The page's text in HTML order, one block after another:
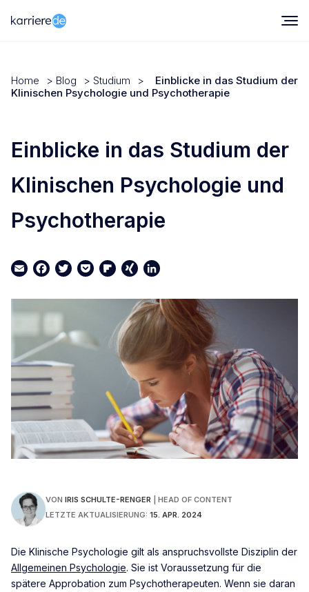
Home > Blog > Studium >
Einblicke in das Studium der
Klinischen Psychologie und Psychotherapie
Einblicke in das Studium der
Klinischen Psychologie und
Psychotherapie
EmailFacebook
TwitterPocketFlipboard
XINGLinkedIn
VON IRIS SCHULTE-RENGER
HEAD OF CONTENT
LETZTE AKTUALISIERUNG: 15. APR. 2024
Die Klinische Psychologie gilt als anspruchsvollste Disziplin der
Allgemeinen Psychologie. Sie ist Voraussetzung für die
spätere Approbation zum Psychotherapeuten. Wenn sie daran